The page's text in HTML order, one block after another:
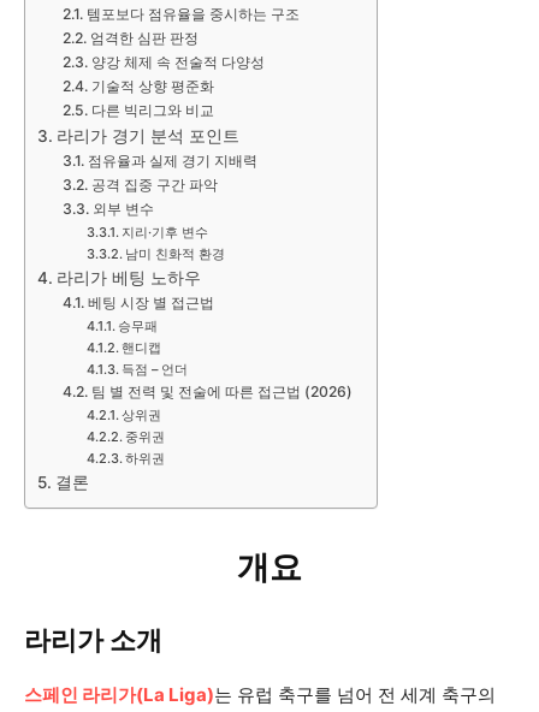
템포보다 점유율을 중시하는 구조
엄격한 심판 판정
양강 체제 속 전술적 다양성
기술적 상향 평준화
다른 빅리그와 비교
라리가 경기 분석 포인트
점유율과 실제 경기 지배력
공격 집중 구간 파악
외부 변수
지리·기후 변수
남미 친화적 환경
라리가 베팅 노하우
베팅 시장 별 접근법
승무패
핸디캡
득점 – 언더
팀 별 전력 및 전술에 따른 접근법 (2026)
상위권
중위권
하위권
결론
개요
라리가 소개
스페인 라리가(La Liga)는 유럽 축구를 넘어 전 세계 축구의